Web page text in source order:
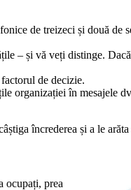
de treizeci și două de
– și vă veți distinge.
de decizie.
organizației în mesajele
încrederea și a le
ocupați, prea